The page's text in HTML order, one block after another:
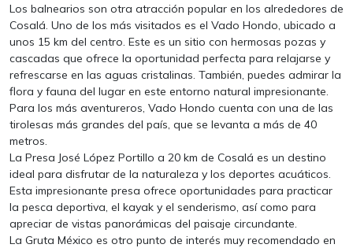
Los balnearios son otra atracción popular en los alrededores de
Cosalá. Uno de los más visitados es el Vado Hondo, ubicado a
unos 15 km del centro. Este es un sitio con hermosas pozas y
cascadas que ofrece la oportunidad perfecta para relajarse y
refrescarse en las aguas cristalinas. También, puedes admirar la
flora y fauna del lugar en este entorno natural impresionante.
Para los más aventureros, Vado Hondo cuenta con una de las
tirolesas más grandes del país, que se levanta a más de 40
metros.
La Presa José López Portillo a 20 km de Cosalá es un destino
ideal para disfrutar de la naturaleza y los deportes acuáticos.
Esta impresionante presa ofrece oportunidades para practicar
la pesca deportiva, el kayak y el senderismo, así como para
apreciar de vistas panorámicas del paisaje circundante.
La Gruta México es otro punto de interés muy recomendado en